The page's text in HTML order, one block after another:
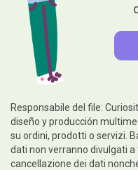
Responsabile del file:
diseño y producción
su ordini, prodotti o servizi.
dati non verranno divulgati
cancellazione dei dati